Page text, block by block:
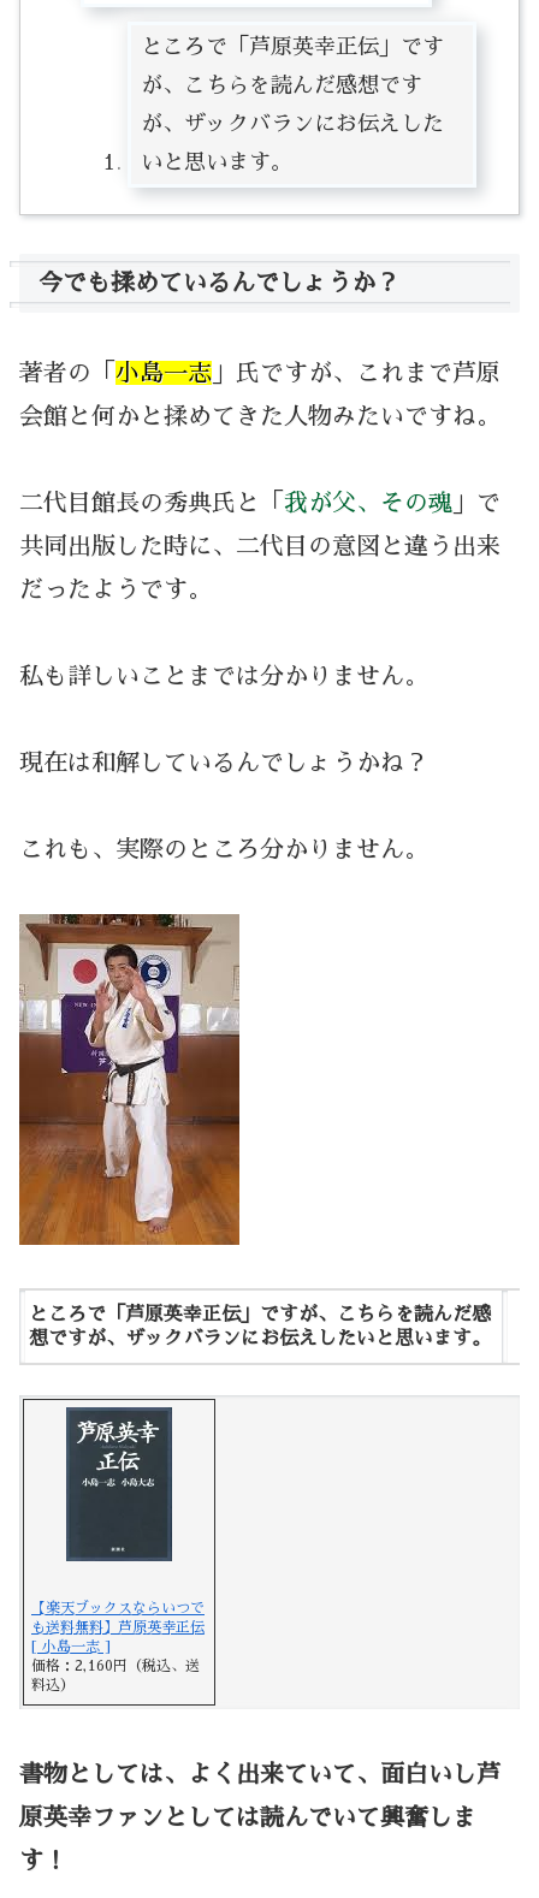
ところで「芦原英幸正伝」です
が、こちらを読んだ感想です
が、ザックバランにお伝えした
いと思います。
今でも揉めているんでしょうか？
著者の「 小島一志 」氏ですが、これまで芦原
会館と何かと揉めてきた人物みたいですね。
二代目館長の秀典氏と「 我が父、その魂 」で
共同出版した時に、二代目の意図と違う出来
だったようです。
私も詳しいことまでは分かりません。
現在は和解しているんでしょうかね？
これも、実際のところ分かりません。
ところで「芦原英幸正伝」ですが、こちらを読んだ感
想ですが、ザックバランにお伝えしたいと思います。
【楽天ブックスならいつで
も送料無料】芦原英幸正伝
[ 小島一志 ]
価格：2,160円（税込、送
料込）
書物としては、よく出来ていて、面白いし芦
原英幸ファンとしては読んでいて興奮しま
す！